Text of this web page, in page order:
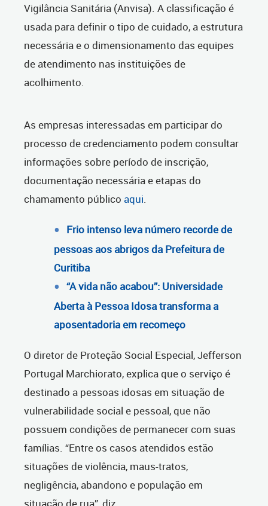
Vigilância Sanitária (Anvisa). A classificação é
usada para definir o tipo de cuidado, a estrutura
necessária e o dimensionamento das equipes
de atendimento nas instituições de
acolhimento.
As empresas interessadas em participar do
processo de credenciamento podem consultar
informações sobre período de inscrição,
documentação necessária e etapas do
chamamento público aqui.
Frio intenso leva número recorde de
pessoas aos abrigos da Prefeitura de
Curitiba
“A vida não acabou”: Universidade
Aberta à Pessoa Idosa transforma a
aposentadoria em recomeço
O diretor de Proteção Social Especial, Jefferson
Portugal Marchiorato, explica que o serviço é
destinado a pessoas idosas em situação de
vulnerabilidade social e pessoal, que não
possuem condições de permanecer com suas
famílias. “Entre os casos atendidos estão
situações de violência, maus-tratos,
negligência, abandono e população em